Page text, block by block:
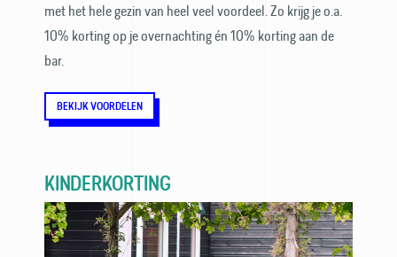
met het hele gezin van heel veel voordeel. Zo krijg je o.a.
10% korting op je over­nachting én 10% korting aan de
bar.
BEKIJK VOORDELEN
KINDERKORTING